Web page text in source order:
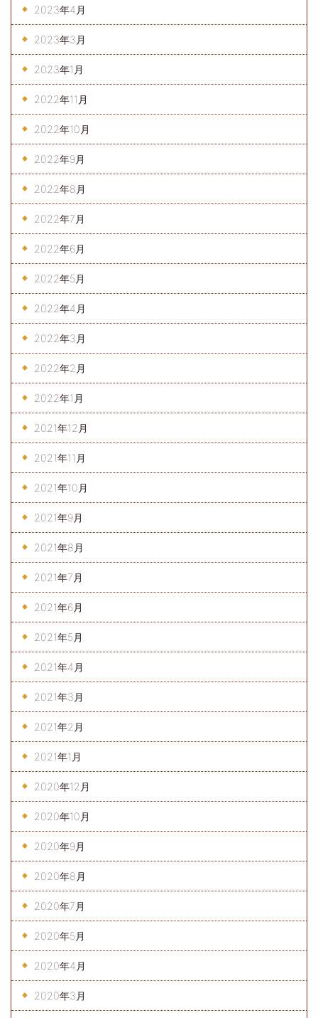
2023年4月
2023年3月
2023年1月
2022年11月
2022年10月
2022年9月
2022年8月
2022年7月
2022年6月
2022年5月
2022年4月
2022年3月
2022年2月
2022年1月
2021年12月
2021年11月
2021年10月
2021年9月
2021年8月
2021年7月
2021年6月
2021年5月
2021年4月
2021年3月
2021年2月
2021年1月
2020年12月
2020年10月
2020年9月
2020年8月
2020年7月
2020年5月
2020年4月
2020年3月